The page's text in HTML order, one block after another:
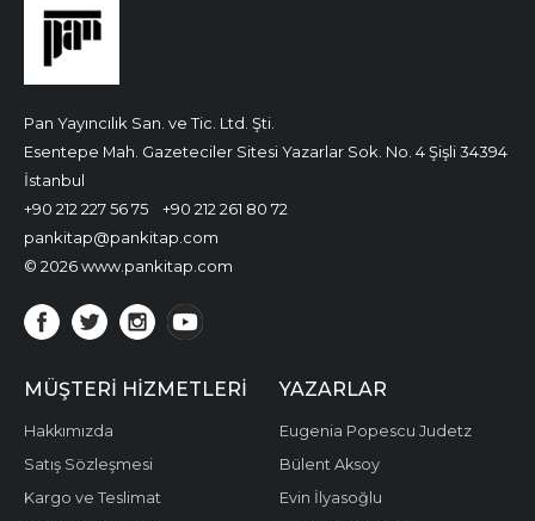
Pan Yayıncılık San. ve Tic. Ltd. Şti.
Esentepe Mah. Gazeteciler Sitesi Yazarlar Sok. No. 4 Şişli 34394
İstanbul
+90 212 227 56 75
+90 212 261 80 72
pankitap@pankitap.com
© 2026 www.pankitap.com
MÜŞTERI HIZMETLERI
Hakkımızda
Satış Sözleşmesi
Kargo ve Teslimat
YAZARLAR
Eugenia Popescu Judetz
Bülent Aksoy
Evin İlyasoğlu